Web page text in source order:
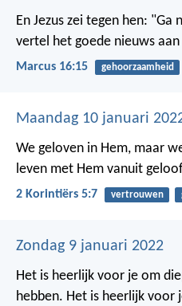
En Jezus zei tegen hen: "Ga
vertel het goede nieuws
Marcus 16:15 gehoorzaamheid
Maandag 10 januari
We geloven in Hem, maar
leven met Hem vanuit
2 Korintiërs 5:7 vertrouwen
Zondag 9 januari 2022
Het is heerlijk voor je om
hebben. Het is heerlijk voor